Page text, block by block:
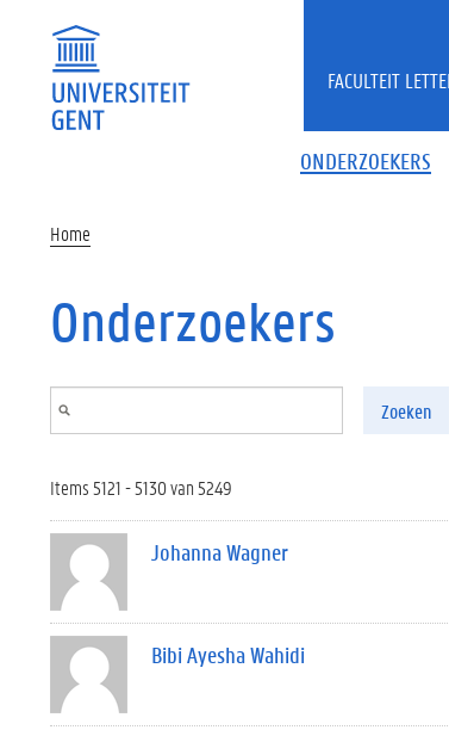
ONDERZOEKERS
FACULTEIT
Home
Onderzoekers
Zoeken
Items 5121 - 5130 van 5249
Johanna Wagner
Bibi Ayesha Wahidi